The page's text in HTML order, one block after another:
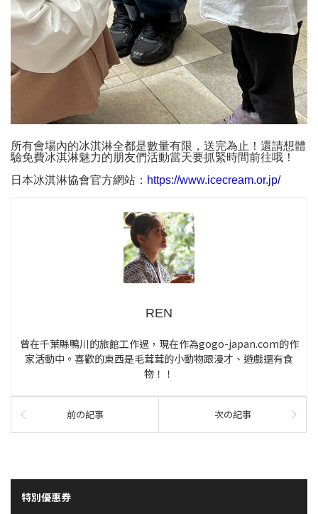
所有會場內的冰淇淋全都是數量有限，送完為止！還請想體
驗免費冰淇淋魅力的朋友們活動當天要抓緊時間前往哦！
日本冰淇淋協會官方網站： https://www.icecream.or.jp/
REN
曾在千葉縣鴨川的旅館工作過，現在作為gogo-japan.com的作
家活動中。喜歡的東西是毛茸茸的小動物跟漫才、遊戲還有食
物！！
前の記事 次の記事
特別優惠券